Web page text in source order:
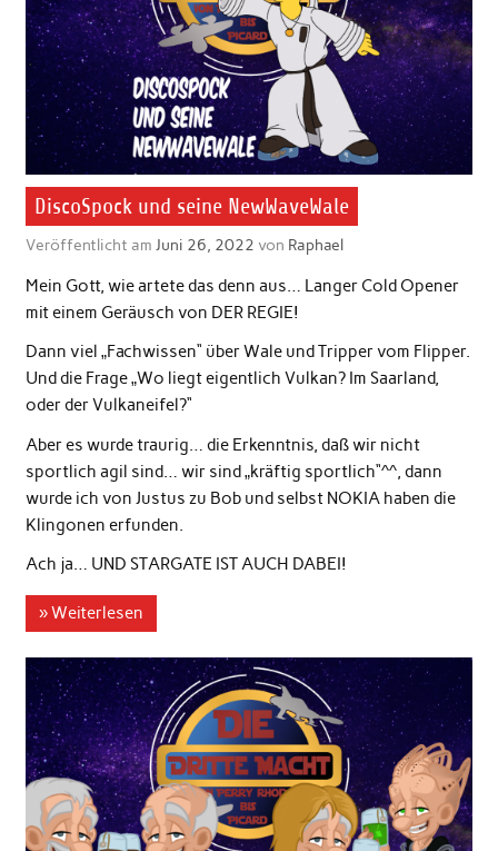
DiscoSpock und seine NewWaveWale
Veröffentlicht am Juni 26, 2022 von Raphael
Mein Gott, wie artete das denn aus… Langer Cold Opener
mit einem Geräusch von DER REGIE!
Dann viel „Fachwissen“ über Wale und Tripper vom Flipper.
Und die Frage „Wo liegt eigentlich Vulkan? Im Saarland,
oder der Vulkaneifel?“
Aber es wurde traurig… die Erkenntnis, daß wir nicht
sportlich agil sind… wir sind „kräftig sportlich“^^, dann
wurde ich von Justus zu Bob und selbst NOKIA haben die
Klingonen erfunden.
Ach ja… UND STARGATE IST AUCH DABEI!
» Weiterlesen